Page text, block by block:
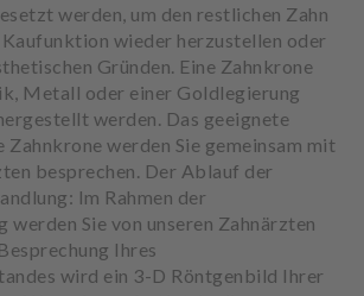
werden, um den restlichen Zahn
Kaufunktion wieder herzustellen oder
Gründen. Eine Zahnkrone
Metall oder einer Goldlegierung
werden. Das geeignete
werden Sie gemeinsam mit
besprechen. Der Ablauf der
Im Rahmen der
werden Sie von unseren Zahnärzten
Ihres
wird ein 3-D Röntgenbild Ihrer